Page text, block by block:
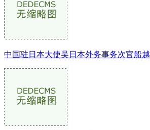
中国驻日本大使吴日本外务事务次官船越